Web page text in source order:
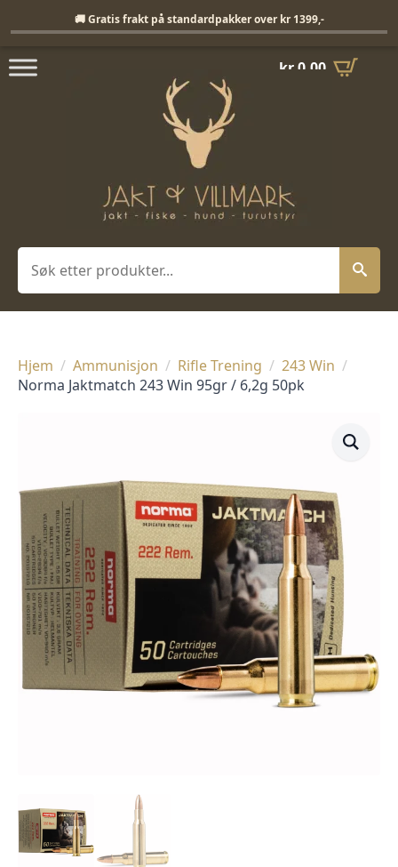
kr0,00
Søk
Hjem Ammunisjon Rifle Trening
243 Win
Norma Jaktmatch 243 Win 95gr / 6,2g 50pk
🚚 Gratis frakt på standardpakker over kr 1399,-